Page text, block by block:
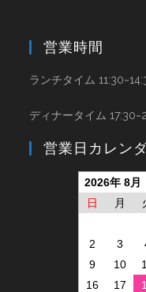
営業時間
ランチタイム
ディナータイム
営業日カレン
2026年 8月
日
月
2
3
9
10
16
17